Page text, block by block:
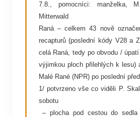
7.8., pomocníci: manželka,
Mitterwald
Raná – celkem 43 nově
recapturů (poslední kódy V28 a
celá Raná, tedy po obvodu /
výjimkou ploch přilehlých k lesu)
Malé Rané (NPR) po poslední
1/ potvrzeno vše co viděli P.
sobotu
– plocha pod cestou do